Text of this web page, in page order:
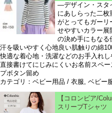
―デザイン・スタ
にあしらった二枚
がとってもガーリ
せやすいカラー展
の決め手にもな
汗を吸いやすく心地良い肌触りの綿
快適な着心地・洗濯などのお手入れ
直接書けてにじみにくいお名前スペ
プボタン留め
カテゴリ：ベビー用品 / 衣服, ベビー
【コロンビア/
スリーブTシャツ